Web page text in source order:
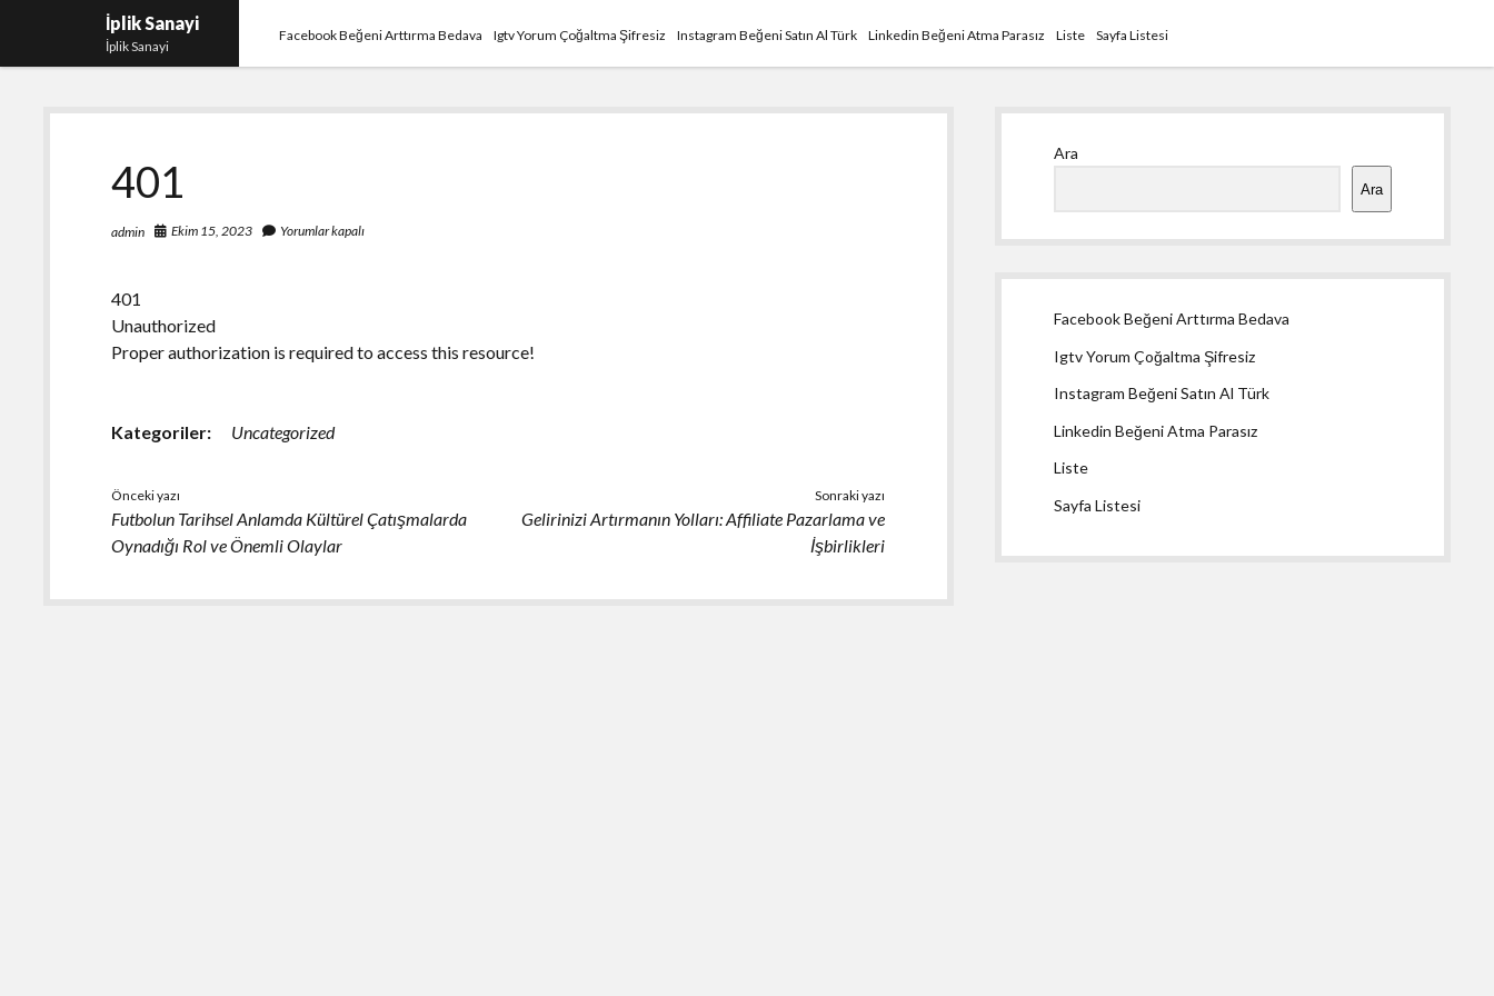
İplik Sanayi
İplik Sanayi
Facebook Beğeni Arttırma Bedava Igtv Yorum Çoğaltma Şifresiz Instagram Beğeni Satın Al Türk Linkedin Beğeni Atma Parasız Liste Sayfa Listesi
401
admin Ekim 15, 2023 Yorumlar kapalı
401
Unauthorized
Proper authorization is required to access this resource!
Kategoriler: Uncategorized
Önceki yazı
Futbolun Tarihsel Anlamda Kültürel Çatışmalarda
Oynadığı Rol ve Önemli Olaylar
Sonraki yazı
Gelirinizi Artırmanın Yolları: Affiliate Pazarlama ve
İşbirlikleri
Ara
Ara
Facebook Beğeni Arttırma Bedava
Igtv Yorum Çoğaltma Şifresiz
Instagram Beğeni Satın Al Türk
Linkedin Beğeni Atma Parasız
Liste
Sayfa Listesi